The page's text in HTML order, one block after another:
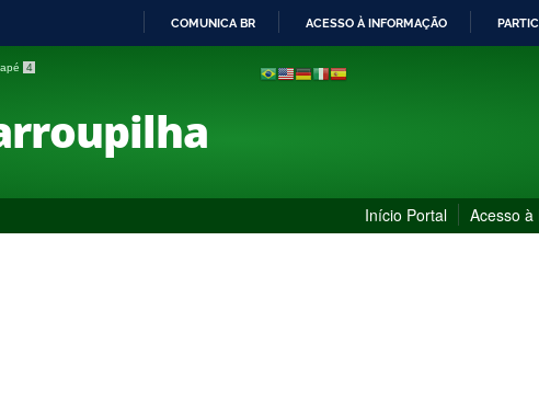
PARA
COMUNICA BR ACESSO À INFORMAÇÃO
4
Início Portal Acesso à